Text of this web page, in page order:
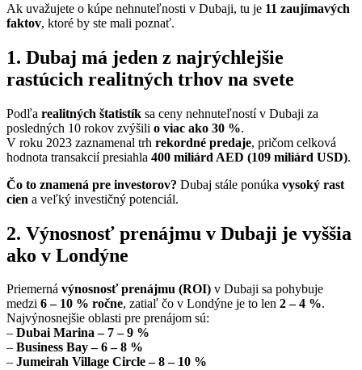
Ak uvažujete o kúpe nehnuteľnosti v Dubaji, tu je 11 zaujímavých
faktov, ktoré by ste mali poznať.
1. Dubaj má jeden z najrýchlejšie
rastúcich realitných trhov na svete
Podľa realitných štatistík sa ceny nehnuteľností v Dubaji za
posledných 10 rokov zvýšili o viac ako 30 %.
V roku 2023 zaznamenal trh rekordné predaje, pričom celková
hodnota transakcií presiahla 400 miliárd AED (109 miliárd USD).
Čo to znamená pre investorov? Dubaj stále ponúka vysoký rast
cien a veľký investičný potenciál.
2. Výnosnosť prenájmu v Dubaji je vyššia
ako v Londýne
Priemerná výnosnosť prenájmu (ROI) v Dubaji sa pohybuje
medzi 6 – 10 % ročne, zatiaľ čo v Londýne je to len 2 – 4 %.
Najvýnosnejšie oblasti pre prenájom sú:
– Dubai Marina – 7 – 9 %
– Business Bay – 6 – 8 %
– Jumeirah Village Circle – 8 – 10 %